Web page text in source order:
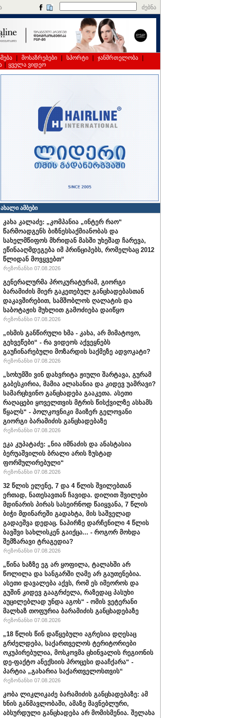
ძებნა
მოსაზრებები სპორტი ჯანმრთელობა
ყველა ვიდეო
ახალი ამბები
კახა კალაძე: „კომპანია „ინტერ რაო“
წარმოადგენს ბიზნესსაქმიანობას და
სახელმწიფოს მხრიდან მასში უხეშად ჩარევა,
ეწინააღმდეგება იმ პრინციპებს, რომელსაც 2012
წლიდან მოვყვებთ“
რეზონანსი 07.08.2026
გენერალურმა პროკურატურამ, გიორგი
ბარამიძის მიერ გაკეთებულ განცხადებასთან
დაკავშირებით, სამშობლოს ღალატის და
საბოტაჟის მუხლით გამოძიება დაიწყო
რეზონანსი 07.08.2026
„ისმის განწირული ხმა - კახა, არ მიმატოვო,
გეხვეწები“ - რა ვიდეოს აქვეყნებს
გაუჩინარებული მოზარდის საქმეზე ადვოკატი?
რეზონანსი 07.08.2026
„სოხუმში ვინ დახვრიტა ჟიული შარტავა, გურამ
გაბესკირია, მამია ალასანია და კიდევ უამრავი?
სამარცხვინო განცხადება გააკეთა. ასეთი
რაღაცები ყოველთვის მტრის წისქვილზე ასხამს
წყალს“ - პოლკოვნიკი მაიზერ გელოვანი
გიორგი ბარამიძის განცხადებაზე
რეზონანსი 07.08.2026
ეკა კუპატაძე: „ნია იმნაძის და ანასტასია
ბერუაშვილის ბრალი არის ზუსტად
ფორმულირებული“
რეზონანსი 07.08.2026
32 წლის ელენე, 7 და 4 წლის შვილებთან
ერთად, ნათესავთან ჩავიდა. დილით შვილები
მდინარის პირას სასეირნოდ წაიყვანა, 7 წლის
ბიჭი მდინარეში გადახტა, მის საშველად
გადაეშვა დედაც. ნაპირზე დარჩენილი 4 წლის
ბავშვი სახლისკენ გაიქცა... - როგორ მოხდა
შემზარავი ტრაგედია?
რეზონანსი 07.08.2026
„წინა ხაზზე ეგ არ ყოფილა, ტალახში არ
წოლილა და სანგარში ღამე არ გაუთენებია.
ასეთი დავალება აქვს, რომ ეს იმეოროს და
გუშინ კიდევ გააგრძელა, რაზედაც პასუხი
აუცილებლად უნდა აგოს“ - ომის ვეტერანი
მალხაზ თოფურია ბარამიძის განცხადებაზე
რეზონანსი 07.08.2026
„18 წლის წინ დაწყებული აგრესია დღესაც
გრძელდება, საქართველოს ტერიტორიები
ოკუპირებულია, მოსკოვმა ცხინვალის რეგიონის
დე-ფაქტო ანექსიის პროცესი დააჩქარა“ -
პარტია „გახარია საქართველოსთვის“
რეზონანსი 07.08.2026
კობა ლიკლიკაძე ბარამიძის განცხადებაზე: ამ
ხნის განმავლობაში, ამაზე მავნებლური,
აბსურდული განცხადება არ მომისმენია. შელახა